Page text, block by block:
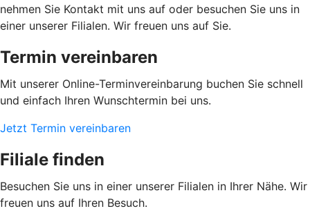
nehmen Sie Kontakt mit uns auf oder besuchen Sie uns in
einer unserer Filialen. Wir freuen uns auf Sie.
Termin vereinbaren
Mit unserer Online-Terminvereinbarung buchen Sie schnell
und einfach Ihren Wunschtermin bei uns.
Jetzt Termin vereinbaren
Filiale finden
Besuchen Sie uns in einer unserer Filialen in Ihrer Nähe. Wir
freuen uns auf Ihren Besuch.